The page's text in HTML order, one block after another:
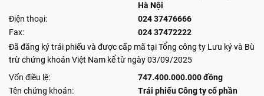
Hà Nội
Điện thoại:
024 37476666
Fax:
024 37472222
Đã đăng ký trái phiếu và được cấp mã tại Tổng công ty Lưu ký và Bù
trừ chứng khoán Việt Nam kể từ ngày 03/09/2025
Vốn điều lệ:
747.400.000.000 đồng
Tên chứng khoán:
Trái phiếu Công ty cổ phần